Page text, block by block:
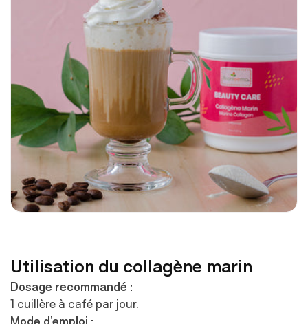
Utilisation du collagène marin
Dosage recommandé :
1 cuillère à café par jour.
Mode d’emploi :